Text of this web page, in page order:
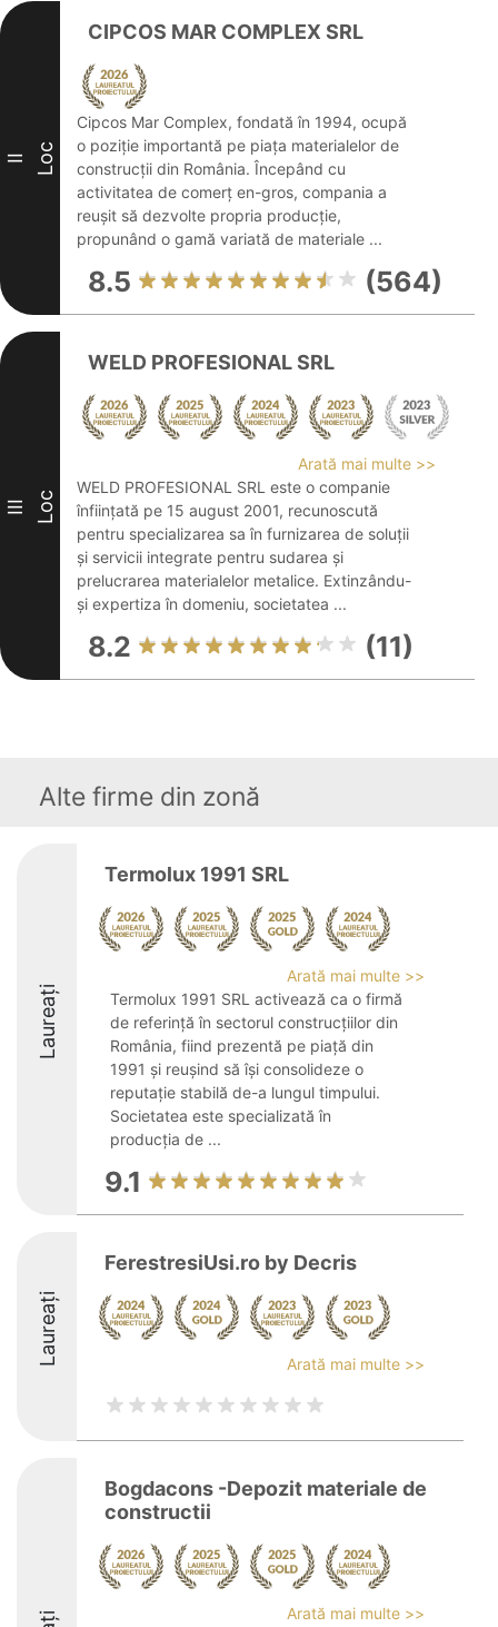
II Loc
CIPCOS MAR COMPLEX SRL
Cipcos Mar Complex, fondată în 1994, ocupă
o poziție importantă pe piața materialelor de
construcții din România. Începând cu
activitatea de comerț en-gros, compania a
reușit să dezvolte propria producție,
propunând o gamă variată de materiale ...
8.5 (564)
III Loc
WELD PROFESIONAL SRL
Arată mai multe >>
WELD PROFESIONAL SRL este o companie
înființată pe 15 august 2001, recunoscută
pentru specializarea sa în furnizarea de soluții
și servicii integrate pentru sudarea și
prelucrarea materialelor metalice. Extinzându-
și expertiza în domeniu, societatea ...
8.2 (11)
Alte firme din zonă
Laureați
Termolux 1991 SRL
Arată mai multe >>
Termolux 1991 SRL activează ca o firmă
de referință în sectorul construcțiilor din
România, fiind prezentă pe piață din
1991 și reușind să își consolideze o
reputație stabilă de-a lungul timpului.
Societatea este specializată în
producția de ...
9.1
Laureați
FerestresiUsi.ro by Decris
Arată mai multe >>
Bogdacons -Depozit materiale de
constructii
Arată mai multe >>